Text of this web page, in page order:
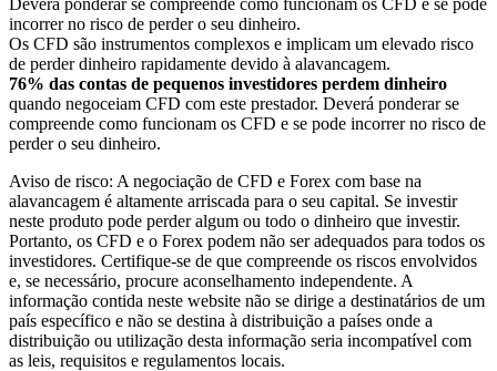
incorrer no risco de perder o seu dinheiro.
Os CFD são instrumentos complexos e implicam um elevado risco
de perder dinheiro rapidamente devido à alavancagem.
76% das contas de pequenos investidores perdem dinheiro
quando negoceiam CFD com este prestador. Deverá ponderar se
compreende como funcionam os CFD e se pode incorrer no risco de
perder o seu dinheiro.
Aviso de risco: A negociação de CFD e Forex com base na
alavancagem é altamente arriscada para o seu capital. Se investir
neste produto pode perder algum ou todo o dinheiro que investir.
Portanto, os CFD e o Forex podem não ser adequados para todos os
investidores. Certifique-se de que compreende os riscos envolvidos
e, se necessário, procure aconselhamento independente. A
informação contida neste website não se dirige a destinatários de um
país específico e não se destina à distribuição a países onde a
distribuição ou utilização desta informação seria incompatível com
as leis, requisitos e regulamentos locais.